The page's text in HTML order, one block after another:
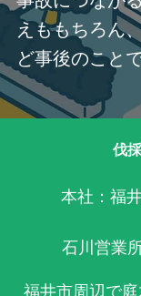
えももちろん
ど事後のこと
伐
本社：福
石川営業
福井市周辺で